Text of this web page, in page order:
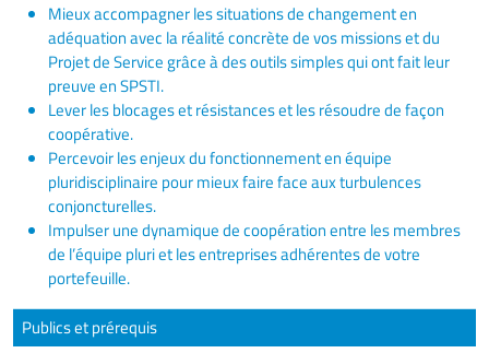
Mieux accompagner les situations de changement en
adéquation avec la réalité concrète de vos missions et du
Projet de Service grâce à des outils simples qui ont fait leur
preuve en SPSTI.
Lever les blocages et résistances et les résoudre de façon
coopérative.
Percevoir les enjeux du fonctionnement en équipe
pluridisciplinaire pour mieux faire face aux turbulences
conjoncturelles.
Impulser une dynamique de coopération entre les membres
de l’équipe pluri et les entreprises adhérentes de votre
portefeuille.
Publics et prérequis